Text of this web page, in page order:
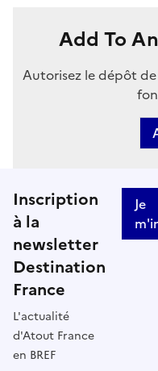
Add To
Autorisez le dépôt
Inscription
à la
newsletter
Destination
France
L'actualité
d'Atout France
en BREF
Je